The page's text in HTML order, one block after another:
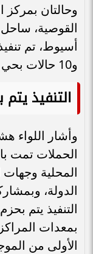
وحالتان
القوصية،
أسيوط، تم
و10 حالات بحي شرق.
التنفيذ
وأشار اللواء
الحملات تمت
المحلية وجهات
الدولة،
التنفيذ يتم
بمعدات